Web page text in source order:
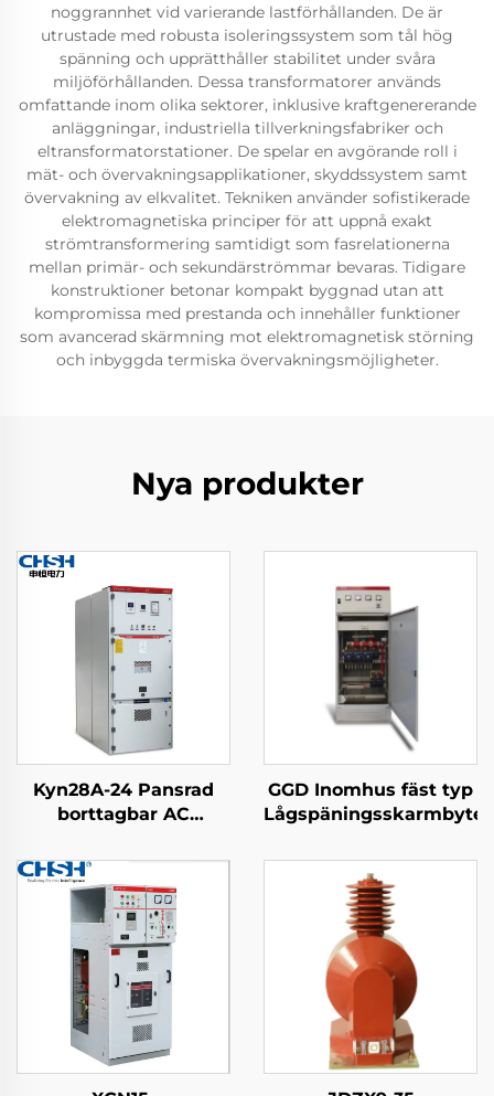
noggrannhet vid varierande lastförhållanden. De är
utrustade med robusta isoleringssystem som tål hög
spänning och upprätthåller stabilitet under svåra
miljöförhållanden. Dessa transformatorer används
omfattande inom olika sektorer, inklusive kraftgenererande
anläggningar, industriella tillverkningsfabriker och
eltransformatorstationer. De spelar en avgörande roll i
mät- och övervakningsapplikationer, skyddssystem samt
övervakning av elkvalitet. Tekniken använder sofistikerade
elektromagnetiska principer för att uppnå exakt
strömtransformering samtidigt som fasrelationerna
mellan primär- och sekundärströmmar bevaras. Tidigare
konstruktioner betonar kompakt byggnad utan att
kompromissa med prestanda och innehåller funktioner
som avancerad skärmning mot elektromagnetisk störning
och inbyggda termiska övervakningsmöjligheter.
Nya produkter
Kyn28A-24 Pansrad
borttagbar AC
GGD Inomhus fäst typ